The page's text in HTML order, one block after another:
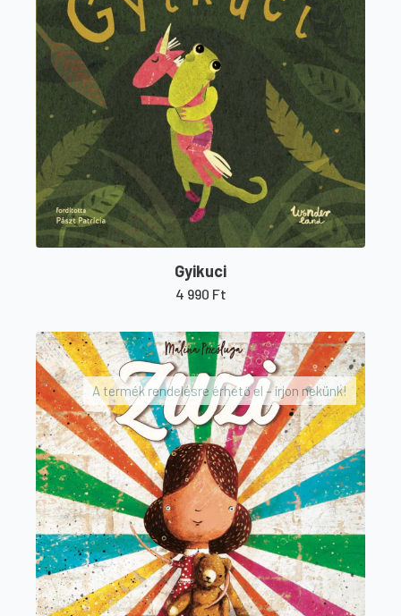
Gyikuci
4 990 Ft
A termék rendelésre érhető el – írjon nekünk!